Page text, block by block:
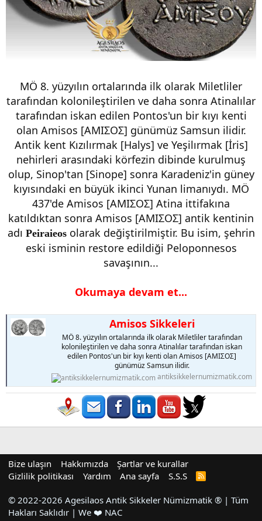
MÖ 8. yüzyılın ortalarında ilk olarak Miletliler
tarafından kolonileştirilen ve daha sonra Atinalılar
tarafından iskan edilen Pontos'un bir kıyı kenti
olan Amisos [ΑΜΙΣΟΣ] günümüz Samsun ilidir.
Antik kent Kızılırmak [Halys] ve Yeşilırmak [İris]
nehirleri arasındaki körfezin dibinde kurulmuş
olup, Sinop'tan [Sinope] sonra Karadeniz'in güney
kıyısındaki en büyük ikinci Yunan limanıydı. MÖ
437'de Amisos [ΑΜΙΣΟΣ] Atina ittifakına
katıldıktan sonra Amisos [ΑΜΙΣΟΣ] antik kentinin
adı Peiraieos olarak değiştirilmiştir. Bu isim, şehrin
eski isminin restore edildiği Peloponnesos
savaşının...​
Okumaya devam et...
Amisos Sikkeleri
MÖ 8. yüzyılın ortalarında ilk olarak Miletliler tarafından
kolonileştirilen ve daha sonra Atinalılar tarafından iskan
edilen Pontos'un bir kıyı kenti olan Amisos [ΑΜΙΣΟΣ]
günümüz Samsun ilidir.
antiksikkelernumizmatik.com
Bize ulaşın Hakkımızda
Şartlar ve kurallar
Gizlilik politikası
Yardım Ana sayfa S.S.S
R
S
© 2022-2026 Agesilaos Antik Sikkeler Nümizmatik ® | Tüm
Hakları Saklıdır | We ❤️ NAC